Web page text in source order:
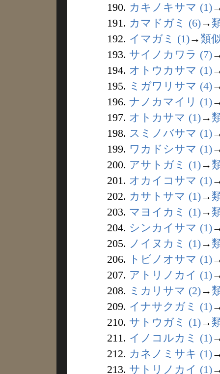
190. カキノキサマ (1)
191. カマドガミ (6)→
192. イマガミ (1)→ 類
193. サイノカワラ (7)
194. オトウカサマ (1)
195. ミガワリサマ (4)
196. ナノカマイリ (1)
197. オトカサマ (1)→
198. スミノバサマ (1)
199. ワカドシサマ (1)
200. アサトガミ (1)→
201. オカイコサマ (1)
202. カサトサマ (1)→
203. マヨイカミ (1)→
204. シンカイサマ (1)
205. ノイヌカミ (1)→
206.
トビノオサマ (1)
207. アトリノカイ (1)
208. ミカリサマ (2)→
209. イナサクガミ (1)
210. サトウガミ (1)→
211. イノコルカミ (1)
212. カネノミサキ (1)
213. サトリノカイ (1)